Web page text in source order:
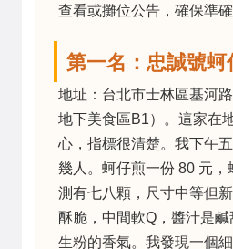
查看或攤位公告，確保準確
第一名：忠誠號蚵
地址：台北市士林區基河
地下美食區B1）。這家在
心，指標很清楚。我下午
幾人。蚵仔煎一份 80 元，
測有七八顆，尺寸中等但
酥脆，中間軟Q，醬汁是
生粉的香氣。我發現一個